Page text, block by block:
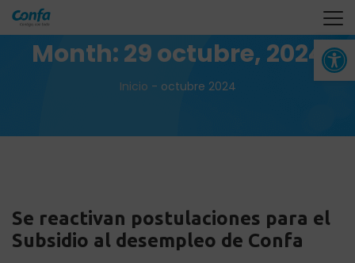
Abrir
Month:29 octubre, 2024
Inicio - octubre 2024
Se reactivan postulaciones para el
Subsidio al desempleo de Confa